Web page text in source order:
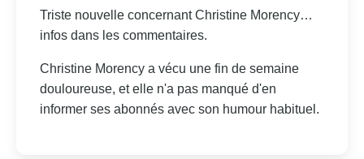
Triste nouvelle concernant Christine Morency…
infos dans les commentaires.
Christine Morency a vécu une fin de semaine
douloureuse, et elle n'a pas manqué d'en
informer ses abonnés avec son humour habituel.